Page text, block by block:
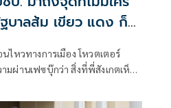
ฐบาลส้ม เขียว แดง ก็
หวทางการเมือง โหวตเตอร์
มผ่านเฟซบุ๊กว่า สิ่งที่พี่สังเกตเห็น
นี้ย